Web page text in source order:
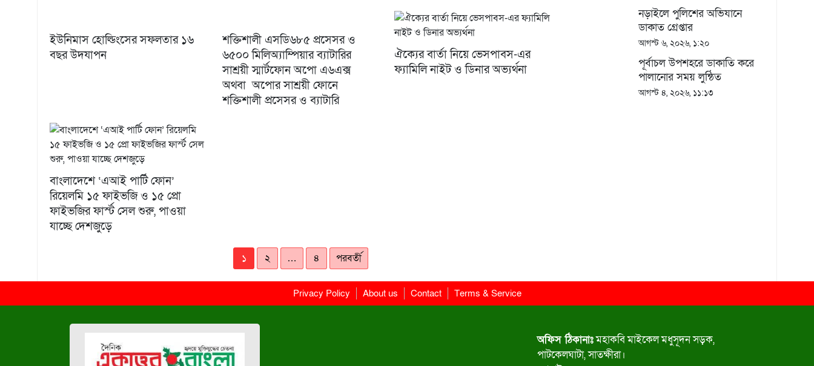
ইউনিমাস হোল্ডিংসের সফলতার ১৬
বছর উদযাপন
শক্তিশালী এসডি৬৮৫ প্রসেসর ও
৬৫০০ মিলিঅ্যাম্পিয়ার ব্যাটারির
সাশ্রয়ী স্মার্টফোন অপো এ৬এক্স
অথবা অপোর সাশ্রয়ী ফোনে
শক্তিশালী প্রসেসর ও ব্যাটারি
ঐক্যের বার্তা নিয়ে ভেসপাবস-এর
ফ্যামিলি নাইট ও ডিনার অভ্যর্থনা
বাংলাদেশে ‘এআই পার্টি ফোন’
রিয়েলমি ১৫ ফাইভজি ও ১৫ প্রো
ফাইভজির ফার্স্ট সেল শুরু, পাওয়া
যাচ্ছে দেশজুড়ে
১ ২ … ৪ পরবর্তী
নড়াইলে পুলিশের অভিযানে
ডাকাত গ্রেপ্তার
আগস্ট ৬, ২০২৬, ১:২০
পূর্বাচল উপশহরে ডাকাতি করে
পালানোর সময় লুন্ঠিত
মালামালসহ ছয় ডাকাত গ্রেফতার
আগস্ট ৪, ২০২৬, ১১:১৩
Privacy Policy About us Contact Terms & Service
অফিস ঠিকানাঃমহাকবি মাইকেল মধুসূদন সড়ক,
পাটকেলঘাটা, সাতক্ষীরা।